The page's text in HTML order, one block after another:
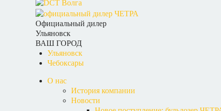
Официальный дилер
Ульяновск
ВАШ ГОРОД
Ульяновск
Чебоксары
О нас
История компании
Новости